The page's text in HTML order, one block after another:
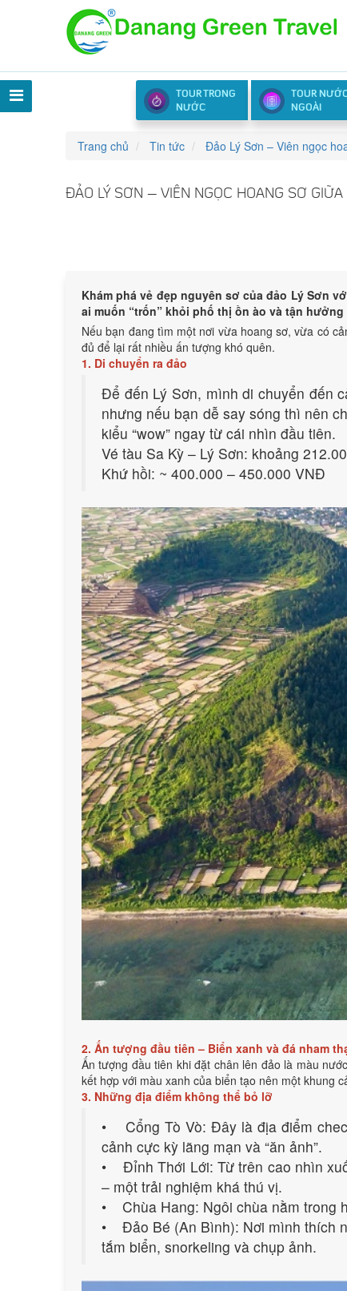
TOUR TRONG
NƯỚC
TOUR
NGOÀI
Trang chủ Tin tức Đảo Lý Sơn – Viên ngọc
ĐẢO LÝ SƠN – VIÊN NGỌC HOANG SƠ GIỮA
Khám phá vẻ đẹp nguyên sơ của đảo Lý Sơn
ai muốn “trốn” khỏi phố thị ồn ào và tận
Nếu bạn đang tìm một nơi vừa hoang sơ, vừa có
đủ để lại rất nhiều ấn tượng khó quên.
1. Di chuyển ra đảo
Để đến Lý Sơn, mình di chuyển đến
nhưng nếu bạn dễ say sóng thì nên
kiểu “wow” ngay từ cái nhìn đầu tiên.
Vé tàu Sa Kỳ – Lý Sơn: khoảng
Khứ hồi: ~ 400.000 – 450.000 VNĐ
2. Ấn tượng đầu tiên – Biển xanh và đá nham
Ấn tượng đầu tiên khi đặt chân lên đảo là màu
kết hợp với màu xanh của biển tạo nên một khung
3. Những địa điểm không thể bỏ lỡ
• Cổng Tò Vò: Đây là địa điểm
cảnh cực kỳ lãng mạn và “ăn ảnh”.
• Đỉnh Thới Lới: Từ trên cao nhìn
– một trải nghiệm khá thú vị.
• Chùa Hang: Ngôi chùa nằm trong
• Đảo Bé (An Bình): Nơi mình thích
tắm biển, snorkeling và chụp ảnh.